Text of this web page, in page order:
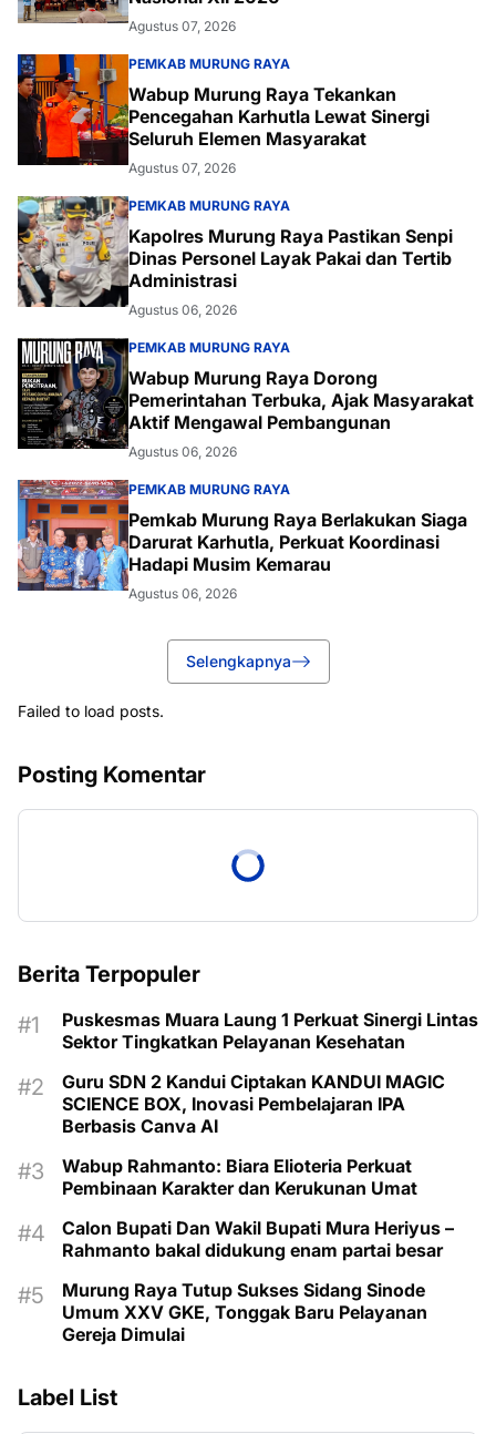
Agustus 07, 2026
PEMKAB MURUNG RAYA
Wabup Murung Raya Tekankan
Pencegahan Karhutla Lewat Sinergi
Seluruh Elemen Masyarakat
Agustus 07, 2026
PEMKAB MURUNG RAYA
Kapolres Murung Raya Pastikan Senpi
Dinas Personel Layak Pakai dan Tertib
Administrasi
Agustus 06, 2026
PEMKAB MURUNG RAYA
Wabup Murung Raya Dorong
Pemerintahan Terbuka, Ajak Masyarakat
Aktif Mengawal Pembangunan
Agustus 06, 2026
PEMKAB MURUNG RAYA
Pemkab Murung Raya Berlakukan Siaga
Darurat Karhutla, Perkuat Koordinasi
Hadapi Musim Kemarau
Agustus 06, 2026
Selengkapnya
Failed to load posts.
Posting Komentar
Berita Terpopuler
Puskesmas Muara Laung 1 Perkuat Sinergi Lintas
Sektor Tingkatkan Pelayanan Kesehatan
Guru SDN 2 Kandui Ciptakan KANDUI MAGIC
SCIENCE BOX, Inovasi Pembelajaran IPA
Berbasis Canva AI
Wabup Rahmanto: Biara Elioteria Perkuat
Pembinaan Karakter dan Kerukunan Umat
Calon Bupati Dan Wakil Bupati Mura Heriyus –
Rahmanto bakal didukung enam partai besar
Murung Raya Tutup Sukses Sidang Sinode
Umum XXV GKE, Tonggak Baru Pelayanan
Gereja Dimulai
Label List